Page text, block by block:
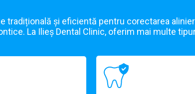
tradițională și eficientă pentru corectarea
La Ilieș Dental Clinic, oferim mai multe